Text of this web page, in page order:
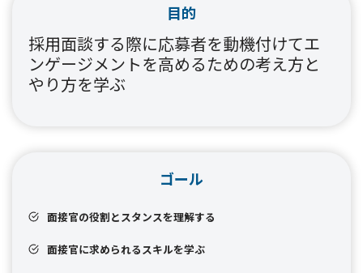
目的
採用面談する際に応募者を動機付けてエ
ンゲージメントを高めるための考え方と
やり方を学ぶ
ゴール
面接官の役割とスタンスを理解する
面接官に求められるスキルを学ぶ